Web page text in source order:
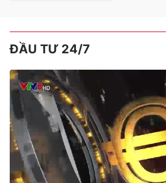
ĐẦU TƯ 24/7